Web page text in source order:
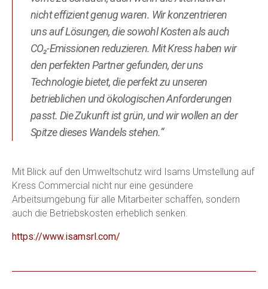
nicht effizient genug waren. Wir konzentrieren
uns auf Lösungen, die sowohl Kosten als auch
CO₂-Emissionen reduzieren. Mit Kress haben wir
den perfekten Partner gefunden, der uns
Technologie bietet, die perfekt zu unseren
betrieblichen und ökologischen Anforderungen
passt. Die Zukunft ist grün, und wir wollen an der
Spitze dieses Wandels stehen.“
Mit Blick auf den Umweltschutz wird Isams Umstellung auf
Kress Commercial nicht nur eine gesündere
Arbeitsumgebung für alle Mitarbeiter schaffen, sondern
auch die Betriebskosten erheblich senken.
https://www.isamsrl.com/